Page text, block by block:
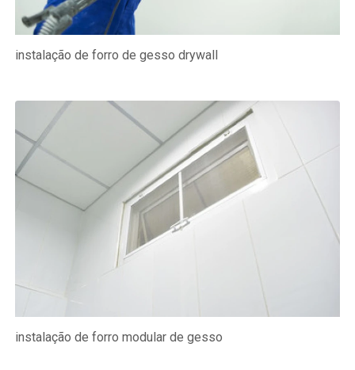
instalação de forro de gesso drywall
instalação de forro modular de gesso